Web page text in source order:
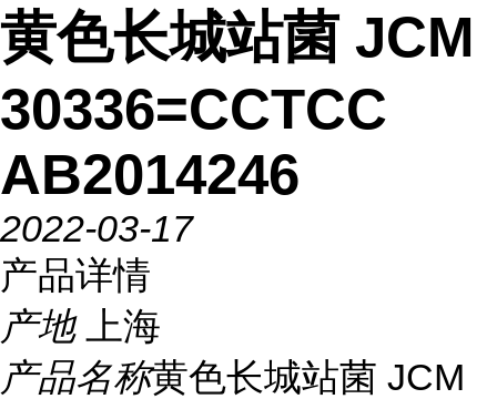
黄色长城站菌 JCM
30336=CCTCC
AB2014246
2022-03-17
产品详情
产地
上海
产品名称黄色长城站菌 JCM